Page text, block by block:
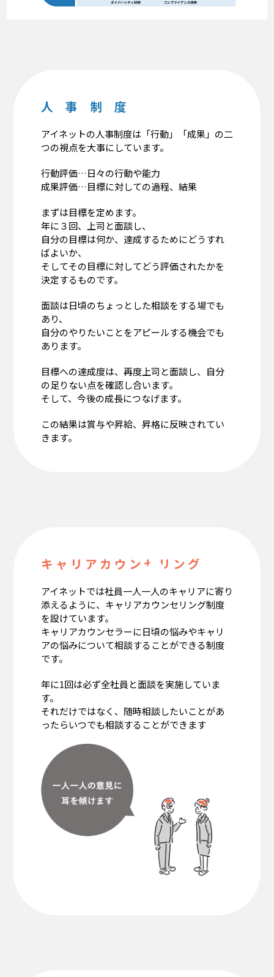
人 事 制 度
アイネットの人事制度は「行動」「成果」の二
つの視点を大事にしています。
行動評価…日々の行動や能力
成果評価…目標に対しての過程、結果
まずは目標を定めます。
年に３回、上司と面談し、
自分の目標は何か、達成するためにどうすれ
ばよいか、
そしてその目標に対してどう評価されたかを
決定するものです。
面談は日頃のちょっとした相談をする場でも
あり、
自分のやりたいことをアピールする機会でも
あります。
目標への達成度は、再度上司と面談し、自分
の足りない点を確認し合います。
そして、今後の成長につなげます。
この結果は賞与や昇給、昇格に反映されてい
きます。
キ ャ リ ア カ ウ ン セ リ ン グ
アイネットでは社員一人一人のキャリアに寄り
添えるように、キャリアカウンセリング制度
を設けています。
キャリアカウンセラーに日頃の悩みやキャリ
アの悩みについて相談することができる制度
です。
年に1回は必ず全社員と面談を実施していま
す。
それだけではなく、随時相談したいことがあ
ったらいつでも相談することができます